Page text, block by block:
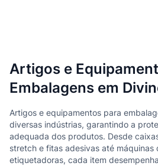
Artigos e
Embalagens em
Artigos e equipamentos para
diversas indústrias, garantindo a
adequada dos produtos. Desde
stretch e fitas adesivas até máquinas
etiquetadoras, cada item